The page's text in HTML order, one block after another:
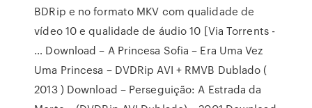
BDRip e no formato MKV com qualidade de
vídeo 10 e qualidade de áudio 10 [Via Torrents -
… Download – A Princesa Sofia – Era Uma Vez
Uma Princesa – DVDRip AVI + RMVB Dublado (
2013 ) Download – Perseguição: A Estrada da